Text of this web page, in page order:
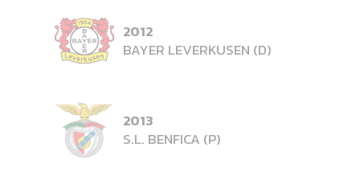
2012
BAYER LEVERKUSEN (D)
2013
S.L. BENFICA (P)